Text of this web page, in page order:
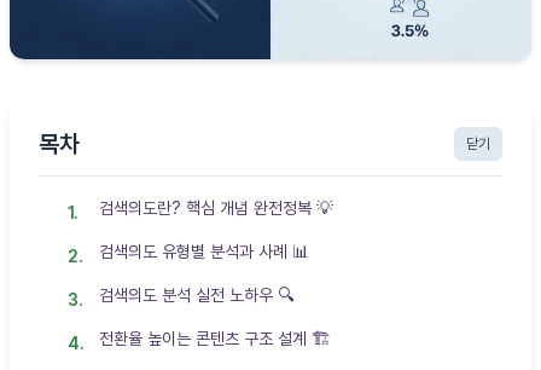
목차 닫기
검색의도란? 핵심 개념 완전정복 💡
검색의도 유형별 분석과 사례 📊
검색의도 분석 실전 노하우 🔍
전환율 높이는 콘텐츠 구조 설계 🏗️